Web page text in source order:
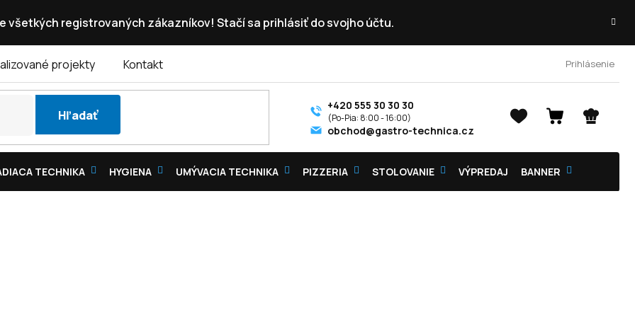
všetkých registrovaných zákazníkov! Stačí sa prihlásiť do svojho účtu.
projekty Kontakt Prihlásenie
Hľadať
NÁKUPNÝ
+420 555 30 30 30
obchod@gastro-technica.cz
TECHNIKA HYGIENA UMÝVACIA TECHNIKA PIZZERIA STOLOVANIE VÝPREDAJ BANNER